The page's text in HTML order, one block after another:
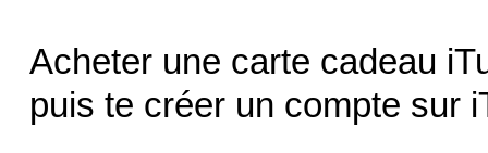
Acheter une carte cadeau
puis te créer un compte sur